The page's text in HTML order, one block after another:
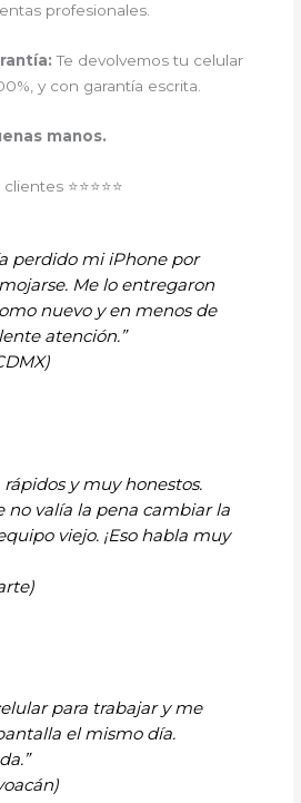
profesionales.
Te devolvemos tu celular
y con garantía escrita.
manos.
⭐⭐⭐⭐⭐
perdido mi iPhone por
Me lo entregaron
nuevo y en menos de
atención.”
rápidos y muy honestos.
no valía la pena cambiar la
viejo. ¡Eso habla muy
para trabajar y me
el mismo día.